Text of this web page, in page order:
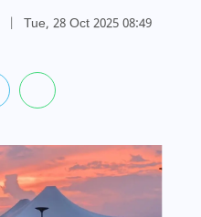
Tue, 28 Oct 2025 08:49